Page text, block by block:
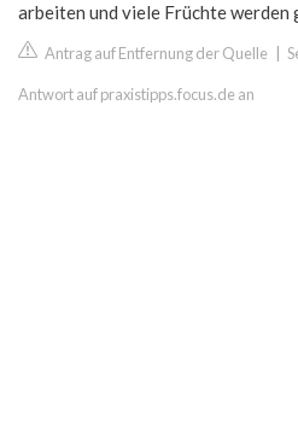
arbeiten und viele Früchte werden
Antrag auf Entfernung der Quelle
Antwort auf praxistipps.focus.de an